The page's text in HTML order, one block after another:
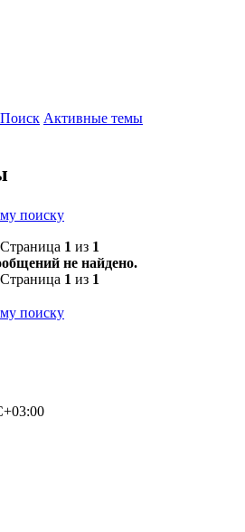
Поиск Активные темы
поиску
1 из 1
не найдено.
1 из 1
поиску